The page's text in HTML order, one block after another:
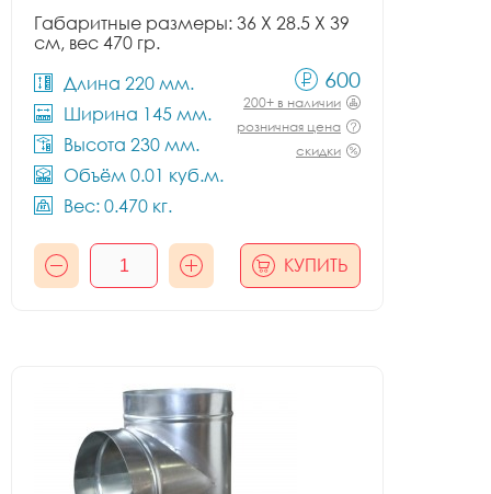
Габаритные размеры: 36 X 28.5 X 39
см, вес 470 гр.
Длина 220 мм.
Ширина 145 мм.
Высота 230 мм.
Объём 0.01 куб.м.
Вес: 0.470 кг.
600
200+ в наличии
розничная цена
скидки
КУПИТЬ